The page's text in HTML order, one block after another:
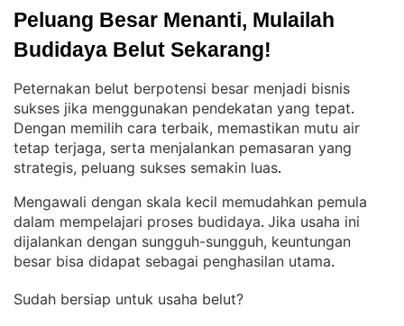
Peluang Besar Menanti, Mulailah
Budidaya Belut Sekarang!
Peternakan belut berpotensi besar menjadi bisnis
sukses jika menggunakan pendekatan yang tepat
Dengan memilih cara terbaik, memastikan mutu air
tetap terjaga, serta menjalankan pemasaran yang
strategis, peluang sukses semakin luas.
Mengawali dengan skala kecil memudahkan pemula
dalam mempelajari proses budidaya. Jika usaha ini
dijalankan dengan sungguh-sungguh, keuntungan
besar bisa didapat sebagai penghasilan utama.
Sudah bersiap untuk usaha belut?